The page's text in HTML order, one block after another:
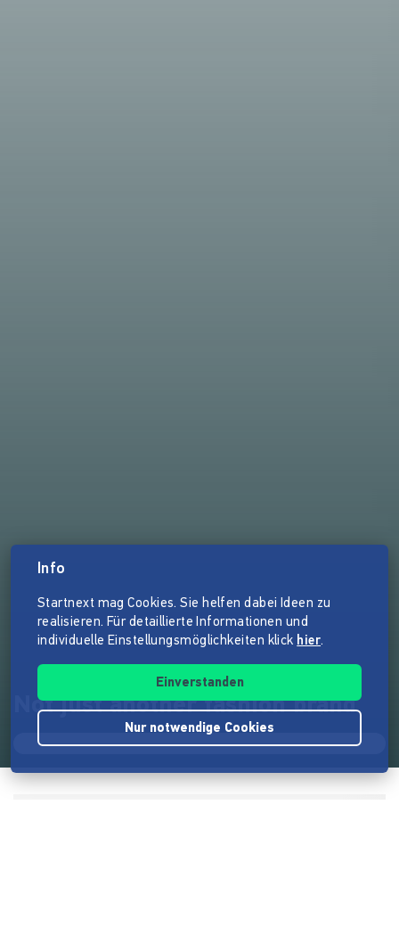
Not just another fashion brand
Info
Startnext mag Cookies. Sie helfen dabei Ideen zu
realisieren. Für detaillierte Informationen und
individuelle Einstellungsmöglichkeiten klick hier.
Einverstanden
Nur notwendige Cookies